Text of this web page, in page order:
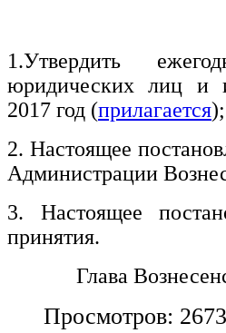
1.Утвердить
юридических лиц и
2017 год (прилагается);
2. Настоящее
Администрации
3. Настоящее
принятия.
Глава
Просмотров: 2673